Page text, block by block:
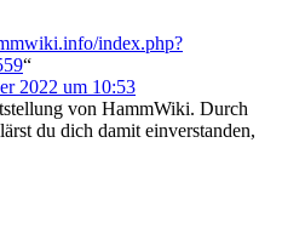
index.php?
“
2022 um 10:53
von HammWiki. Durch
du dich damit einverstanden,